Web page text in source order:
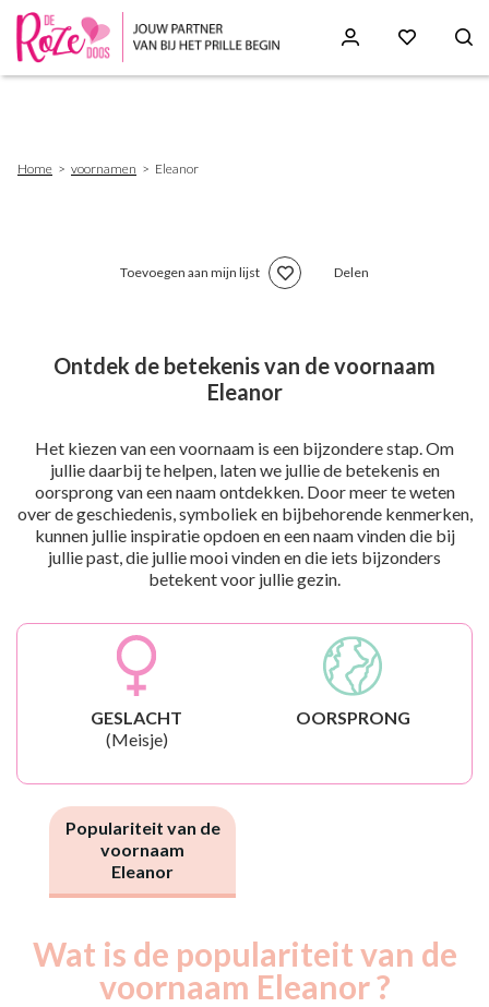
Home voornamen Eleanor
Toevoegen aan mijn lijst Delen
Ontdek de betekenis van de voornaam
Eleanor
Het kiezen van een voornaam is een bijzondere stap. Om
jullie daarbij te helpen, laten we jullie de betekenis en
oorsprong van een naam ontdekken. Door meer te weten
over de geschiedenis, symboliek en bijbehorende kenmerken,
kunnen jullie inspiratie opdoen en een naam vinden die bij
jullie past, die jullie mooi vinden en die iets bijzonders
betekent voor jullie gezin.
GESLACHT
(Meisje)
OORSPRONG
Populariteit van de
voornaam
Eleanor
Wat is de populariteit van de
voornaam Eleanor ?
Année
Nouveaux-
nés